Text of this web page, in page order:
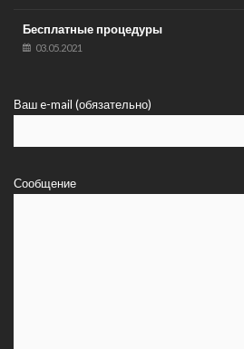
Бесплатные процедуры
03.05.2021
Ваш e-mail (обязательно)
Сообщение